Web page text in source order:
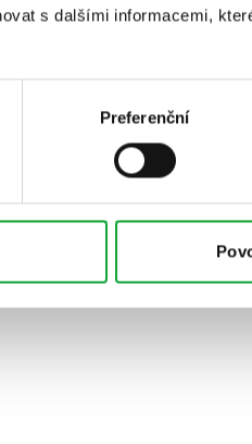
s dalšími informacemi,
Preferenční